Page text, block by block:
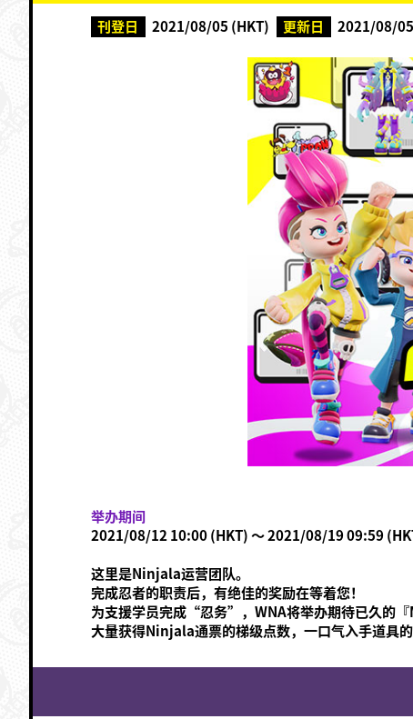
刊登日 2021/08/05 (HKT) 更新日 2021/08/
举办期间
2021/08/12 10:00 (HKT) ～ 2021/08/19 09:59
这里是Ninjala运营团队。
完成忍者的职责后，有绝佳的奖励在等着您！
为支援学员完成“忍务”，WNA将举办期待已久的『
大量获得Ninjala通票的梯级点数，一口气入手道具的